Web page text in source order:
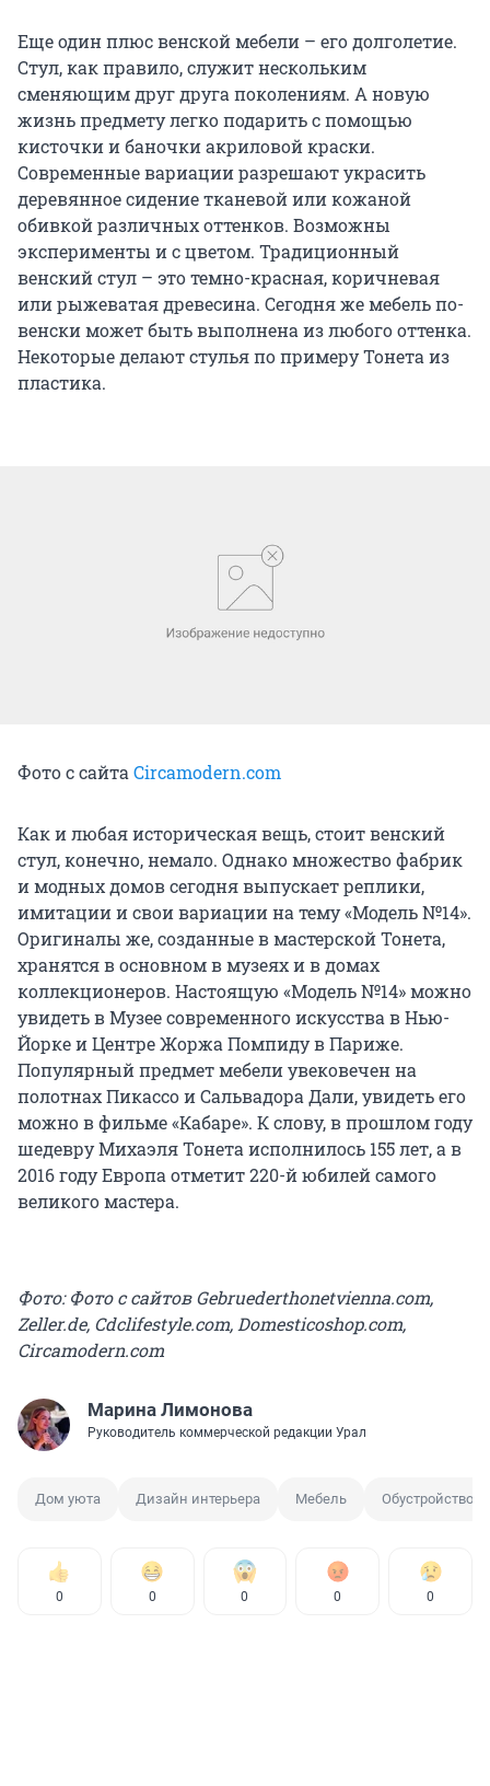
Еще один плюс венской мебели – его долголетие.
Стул, как правило, служит нескольким
сменяющим друг друга поколениям. А новую
жизнь предмету легко подарить с помощью
кисточки и баночки акриловой краски.
Современные вариации разрешают украсить
деревянное сидение тканевой или кожаной
обивкой различных оттенков. Возможны
эксперименты и с цветом. Традиционный
венский стул – это темно-красная, коричневая
или рыжеватая древесина. Сегодня же мебель по-
венски может быть выполнена из любого оттенка.
Некоторые делают стулья по примеру Тонета из
пластика.
Фото с сайта Circamodern.com
Как и любая историческая вещь, стоит венский
стул, конечно, немало. Однако множество фабрик
и модных домов сегодня выпускает реплики,
имитации и свои вариации на тему «Модель №14».
Оригиналы же, созданные в мастерской Тонета,
хранятся в основном в музеях и в домах
коллекционеров. Настоящую «Модель №14» можно
увидеть в Музее современного искусства в Нью-
Йорке и Центре Жоржа Помпиду в Париже.
Популярный предмет мебели увековечен на
полотнах Пикассо и Сальвадора Дали, увидеть его
можно в фильме «Кабаре». К слову, в прошлом году
шедевру Михаэля Тонета исполнилось 155 лет, а в
2016 году Европа отметит 220-й юбилей самого
великого мастера.
Фото: Фото с сайтов Gebruederthonetvienna.com,
Zeller.de, Cdclifestyle.com, Domesticoshop.com,
Circamodern.com
Марина Лимонова
Руководитель коммерческой редакции Урал
Дом уюта Дизайн интерьера Мебель Обустройство
0 0 0 0 0